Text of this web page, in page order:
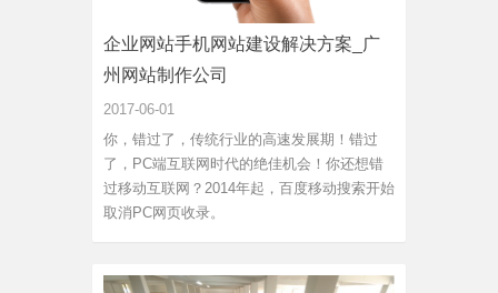
企业网站手机网站建设解决方案_广
州网站制作公司
2017-06-01
你，错过了，传统行业的高速发展期！错过
了，PC端互联网时代的绝佳机会！你还想错
过移动互联网？2014年起，百度移动搜索开始
取消PC网页收录。